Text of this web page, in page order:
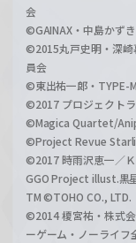
会
©GAINAX・中島かず
©2015丸戸史明・深崎
員会
©東出祐一郎・TYPE-
©2017 プロジェクト
©Magica Quartet/
©Project Revue
©2017 時雨沢恵一／
GGO Project illust.黒
TM ©TOHO CO., LTD.
©2014 榎宮祐・株式
ーゲーム・ノーライフ